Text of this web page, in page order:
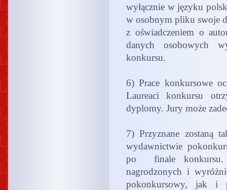
wyłącznie w języku
w osobnym pliku swoje
z oświadczeniem o
danych osobowych
konkursu.
6) Prace konkursowe
Laureaci konkursu
dyplomy. Jury może
7) Przyznane zostaną
wydawnictwie
po finale konkursu.
nagrodzonych i
pokonkursowy, jak i